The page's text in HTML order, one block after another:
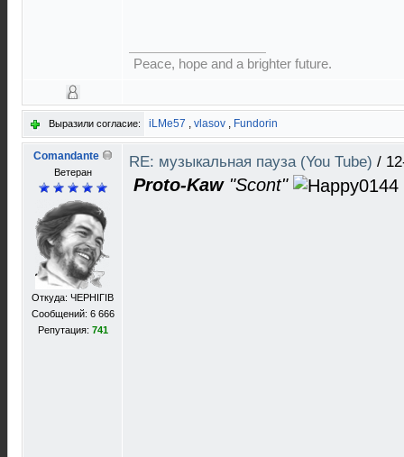
Peace, hope and a brighter future.
Выразили согласие: iLMe57 , vlasov , Fundorin
Comandante
Ветеран
Откуда: ЧЕРНIГIВ
Сообщений: 6 666
Репутация: 741
RE: музыкальная пауза (You Tube) /
Proto-Kaw"Scont"